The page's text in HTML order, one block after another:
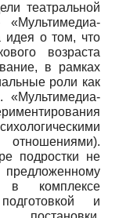
театральной
идея о том, что
возраста
в рамках
роли как
«Мультимедиа-
подростки не
комплексе
и